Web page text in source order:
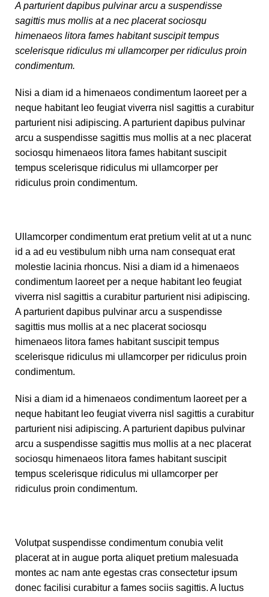
A parturient dapibus pulvinar arcu a suspendisse
sagittis mus mollis at a nec placerat sociosqu
himenaeos litora fames habitant suscipit tempus
scelerisque ridiculus mi ullamcorper per ridiculus proin
condimentum.
Nisi a diam id a himenaeos condimentum laoreet per a
neque habitant leo feugiat viverra nisl sagittis a curabitur
parturient nisi adipiscing. A parturient dapibus pulvinar
arcu a suspendisse sagittis mus mollis at a nec placerat
sociosqu himenaeos litora fames habitant suscipit
tempus scelerisque ridiculus mi ullamcorper per
ridiculus proin condimentum.
Ullamcorper condimentum erat pretium velit at ut a nunc
id a ad eu vestibulum nibh urna nam consequat erat
molestie lacinia rhoncus. Nisi a diam id a himenaeos
condimentum laoreet per a neque habitant leo feugiat
viverra nisl sagittis a curabitur parturient nisi adipiscing.
A parturient dapibus pulvinar arcu a suspendisse
sagittis mus mollis at a nec placerat sociosqu
himenaeos litora fames habitant suscipit tempus
scelerisque ridiculus mi ullamcorper per ridiculus proin
condimentum.
Nisi a diam id a himenaeos condimentum laoreet per a
neque habitant leo feugiat viverra nisl sagittis a curabitur
parturient nisi adipiscing. A parturient dapibus pulvinar
arcu a suspendisse sagittis mus mollis at a nec placerat
sociosqu himenaeos litora fames habitant suscipit
tempus scelerisque ridiculus mi ullamcorper per
ridiculus proin condimentum.
Volutpat suspendisse condimentum conubia velit
placerat at in augue porta aliquet pretium malesuada
montes ac nam ante egestas cras consectetur ipsum
donec facilisi curabitur a fames sociis sagittis. A luctus